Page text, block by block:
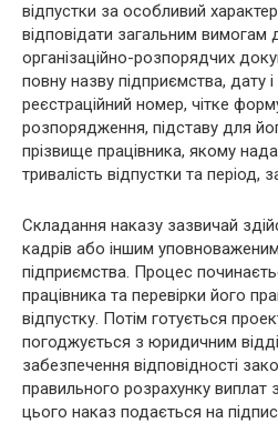
відпустки за особливий
відповідати загальним вимогам
організаційно-розпорядчих
повну назву підприємства, дату
реєстраційний номер, чітке
розпорядження, підставу для
прізвище працівника, якому
тривалість відпустки та період,
Складання наказу зазвичай
кадрів або іншим
підприємства. Процес
працівника та перевірки його
відпустку. Потім готується
погоджується з юридичним
забезпечення відповідності
правильного розрахунку виплат
цього наказ подається на